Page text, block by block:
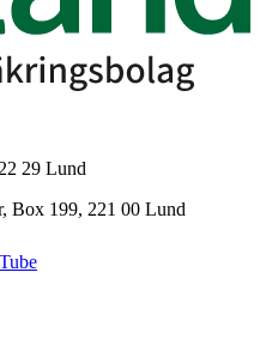
29 Lund
Box 199, 221 00 Lund